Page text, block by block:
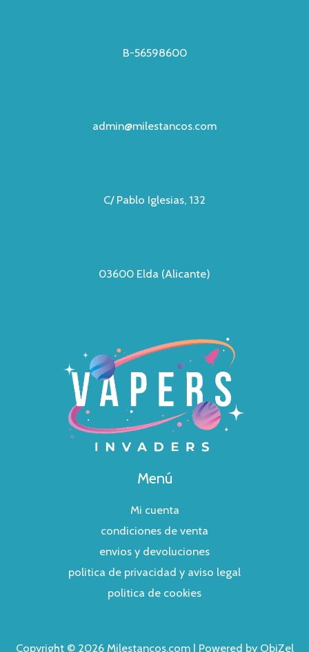
B-56598600
admin@milestancos.com
C/ Pablo Iglesias, 132
03600 Elda (Alicante)
Menú
Mi cuenta
condiciones de venta
envios y devoluciones
politica de privacidad y aviso legal
politica de cookies
Copyright © 2026 Milestancos.com | Powered by ObiZel